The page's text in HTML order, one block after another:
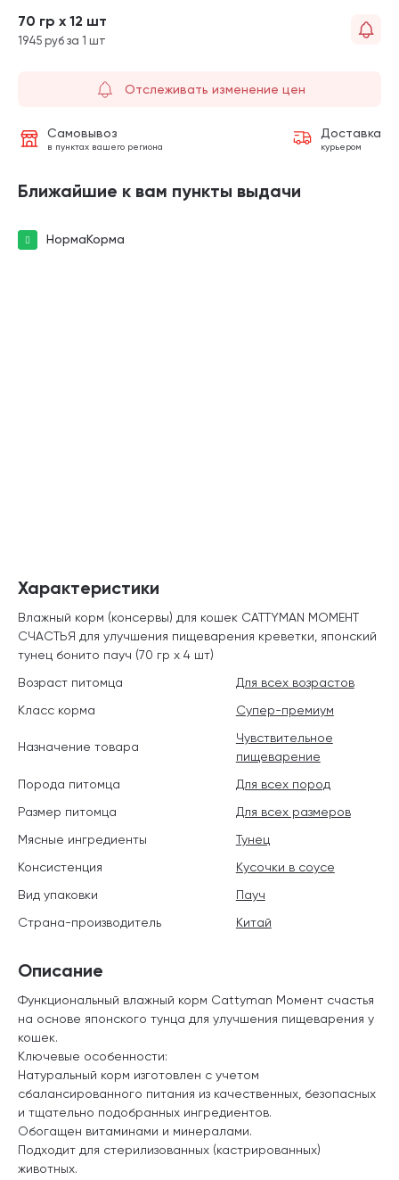
70 гр х 12 шт
1945 руб за 1 шт
Отслеживать изменение цен
Самовывоз
в пунктах вашего региона
Доставка
курьером
Ближайшие к вам пункты выдачи
НормаКорма
Описание
Функциональный влажный корм Cattyman Момент счастья
на основе японского тунца для улучшения пищеварения у
кошек.
Ключевые особенности:
Натуральный корм изготовлен с учетом
сбалансированного питания из качественных, безопасных
и тщательно подобранных ингредиентов.
Обогащен витаминами и минералами.
Подходит для стерилизованных (кастрированных)
животных.
Характеристики
Влажный корм (консервы) для кошек CATTYMAN МОМЕНТ
СЧАСТЬЯ для улучшения пищеварения креветки, японский
тунец бонито пауч (70 гр х 4 шт)
Возраст питомца
Для всех возрастов
Класс корма
Супер-премиум
Назначение товара
Чувствительное
пищеварение
Порода питомца
Для всех пород
Размер питомца
Для всех размеров
Мясные ингредиенты
Тунец
Консистенция
Кусочки в соусе
Вид упаковки
Пауч
Страна-производитель
Китай